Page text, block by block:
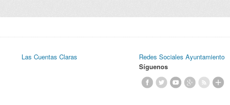
Las Cuentas Claras
Redes Sociales Ayuntamiento
Síguenos